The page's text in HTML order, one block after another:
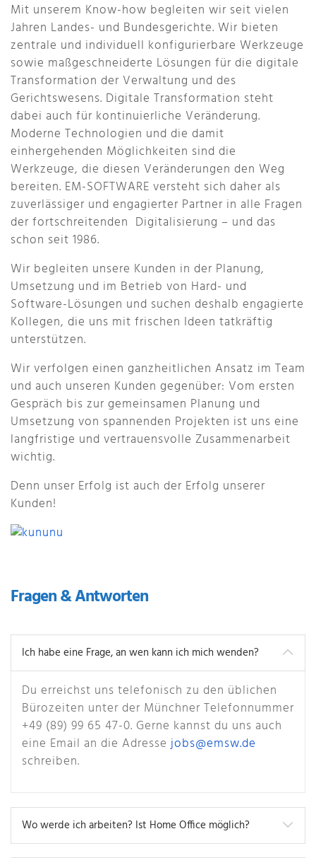
Mit unserem Know-how begleiten wir seit vielen
Jahren Landes- und Bundesgerichte. Wir bieten
zentrale und individuell konfigurierbare Werkzeuge
sowie maßgeschneiderte Lösungen für die digitale
Transformation der Verwaltung und des
Gerichtswesens. Digitale Transformation steht
dabei auch für kontinuierliche Veränderung.
Moderne Technologien und die damit
einhergehenden Möglichkeiten sind die
Werkzeuge, die diesen Veränderungen den Weg
bereiten. EM-SOFTWARE versteht sich daher als
zuverlässiger und engagierter Partner in alle Fragen
der fortschreitenden Digitalisierung – und das
schon seit 1986.
Wir begleiten unsere Kunden in der Planung,
Umsetzung und im Betrieb von Hard- und
Software-Lösungen und suchen deshalb engagierte
Kollegen, die uns mit frischen Ideen tatkräftig
unterstützen.
Wir verfolgen einen ganzheitlichen Ansatz im Team
und auch unseren Kunden gegenüber: Vom ersten
Gespräch bis zur gemeinsamen Planung und
Umsetzung von spannenden Projekten ist uns eine
langfristige und vertrauensvolle Zusammenarbeit
wichtig.
Denn unser Erfolg ist auch der Erfolg unserer
Kunden!
Fragen & Antworten
Ich habe eine Frage, an wen kann ich mich wenden?
Du erreichst uns telefonisch zu den üblichen
Bürozeiten unter der Münchner Telefonnummer
+49 (89) 99 65 47-0. Gerne kannst du uns auch
eine Email an die Adressejobs@emsw.de
schreiben.
Wo werde ich arbeiten? Ist Home Office möglich?